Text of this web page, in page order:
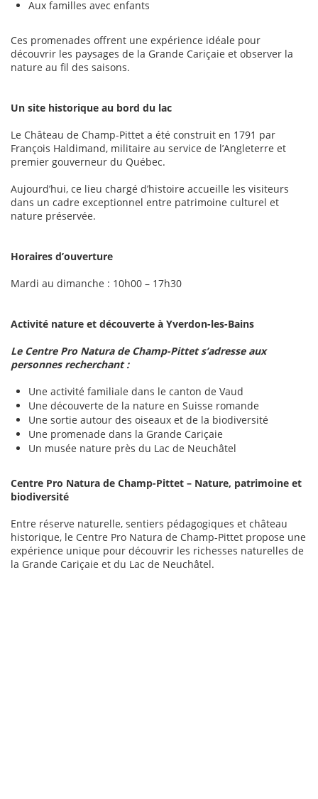
Aux familles avec enfants
Ces promenades offrent une expérience idéale pour
découvrir les paysages de la Grande Cariçaie et observer la
nature au fil des saisons.
Un site historique au bord du lac
Le Château de Champ-Pittet a été construit en 1791 par
François Haldimand, militaire au service de l’Angleterre et
premier gouverneur du Québec.
Aujourd’hui, ce lieu chargé d’histoire accueille les visiteurs
dans un cadre exceptionnel entre patrimoine culturel et
nature préservée.
Horaires d’ouverture
Mardi au dimanche : 10h00 – 17h30
Activité nature et découverte à Yverdon-les-Bains
Le Centre Pro Natura de Champ-Pittet s’adresse aux
personnes recherchant :
Une activité familiale dans le canton de Vaud
Une découverte de la nature en Suisse romande
Une sortie autour des oiseaux et de la biodiversité
Une promenade dans la Grande Cariçaie
Un musée nature près du Lac de Neuchâtel
Centre Pro Natura de Champ-Pittet – Nature, patrimoine et
biodiversité
Entre réserve naturelle, sentiers pédagogiques et château
historique, le Centre Pro Natura de Champ-Pittet propose une
expérience unique pour découvrir les richesses naturelles de
la Grande Cariçaie et du Lac de Neuchâtel.